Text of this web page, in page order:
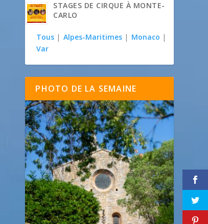
STAGES DE CIRQUE À MONTE-
CARLO
Tous | Alpes-Maritimes | Monaco |
Var
PHOTO DE LA SEMAINE